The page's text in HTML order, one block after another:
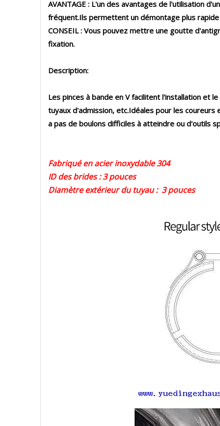
AVANTAGE : L'un des avantages de l'utilisation
fréquent.Ils permettent un démontage plus
CONSEIL : Vous pouvez mettre une goutte
fixation.
Description:
Les pinces à bande en V facilitent l'installation
tuyaux d'admission, etc.Idéales pour les
a pas de boulons difficiles à atteindre ou d'outils
Fabriqué en acier inoxydable 304
ID des brides : 3 pouces
Diamètre extérieur du tuyau : 3 pouces